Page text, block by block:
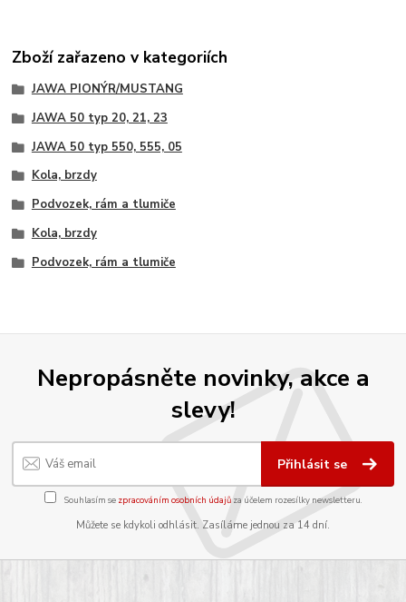
Zboží zařazeno v kategoriích
JAWA PIONÝR/MUSTANG
JAWA 50 typ 20, 21, 23
JAWA 50 typ 550, 555, 05
Kola, brzdy
Podvozek, rám a tlumiče
Kola, brzdy
Podvozek, rám a tlumiče
Nepropásněte novinky, akce a
slevy!
Přihlásit se
Souhlasím se zpracováním osobních údajůza účelem rozesílky newsletteru.
Můžete se kdykoli odhlásit. Zasíláme jednou za 14 dní.